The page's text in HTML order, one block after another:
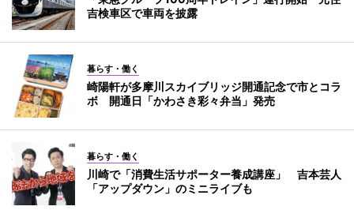
吉検車区で車両を披露
暮らす・働く
崎陽軒が多摩川スカイブリッジ開通記念で市とコラ
ボ 開通日「かわさき彩々弁当」発売
暮らす・働く
川崎で「消費生活サポーター養成講座」 吉本芸人
「アップダウン」のミニライブも